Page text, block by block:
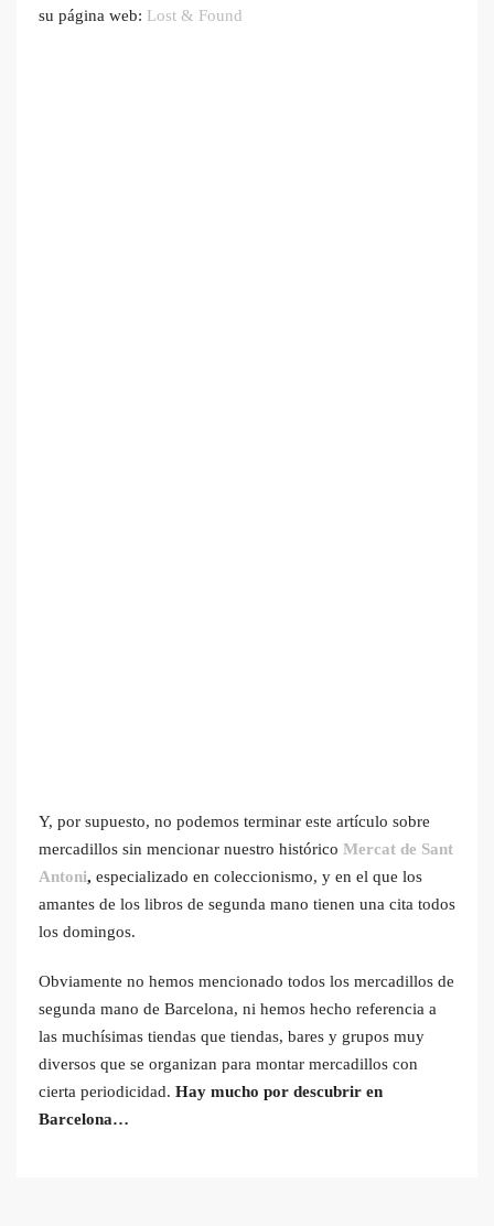
su página web: Lost & Found
Y, por supuesto, no podemos terminar este artículo sobre
mercadillos sin mencionar nuestro histórico Mercat de Sant
Antoni, especializado en coleccionismo, y en el que los
amantes de los libros de segunda mano tienen una cita todos
los domingos.
Obviamente no hemos mencionado todos los mercadillos de
segunda mano de Barcelona, ni hemos hecho referencia a
las muchísimas tiendas que tiendas, bares y grupos muy
diversos que se organizan para montar mercadillos con
cierta periodicidad. Hay mucho por descubrir en
Barcelona…